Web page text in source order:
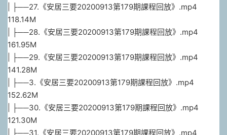
| ├──27.《安居三要20200913第179期課程回放》.mp4
118.14M
| ├──28.《安居三要20200913第179期課程回放》.mp4
161.95M
| ├──29.《安居三要20200913第179期課程回放》.mp4
141.28M
| ├──3.《安居三要20200913第179期課程回放》.mp4
152.62M
| ├──30.《安居三要20200913第179期課程回放》.mp4
121.30M
| ├──31.《安居三要20200913第179期課程回放》.mp4